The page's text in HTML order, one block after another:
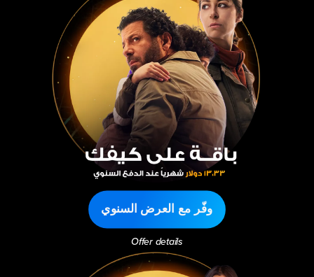
وفّر مع العرض السنوي
Offer details